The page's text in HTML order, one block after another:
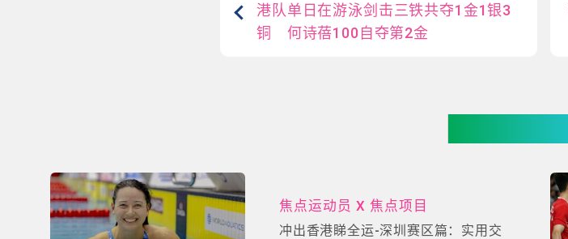
港队单日在游泳剑击三铁共夺1金1银3
铜 何诗蓓100自夺第2金
焦点运动员 X 焦点项目
冲出香港睇全运-深圳赛区篇：实用交